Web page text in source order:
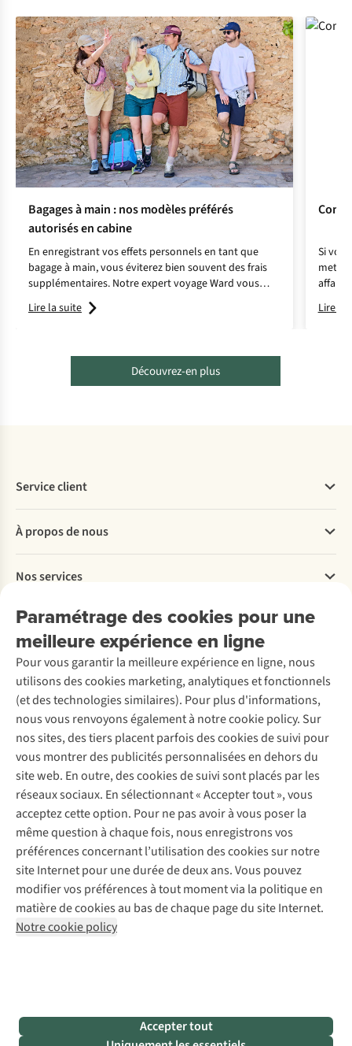
Bagages à main : nos modèles préférés
autorisés en cabine
En enregistrant vos effets personnels en tant que
bagage à main, vous éviterez bien souvent des frais
supplémentaires. Notre expert voyage Ward vous
présente ses bagages à main préférés pour voyager
en avion.
Lire la suite
Si
Lire la
Découvrez-en plus
Paramétrage des cookies pour une
meilleure expérience en ligne
Pour vous garantir la meilleure expérience en ligne, nous
utilisons des cookies marketing, analytiques et fonctionnels
(et des technologies similaires). Pour plus d'informations,
nous vous renvoyons également à notre cookie policy. Sur
nos sites, des tiers placent parfois des cookies de suivi pour
vous montrer des publicités personnalisées en dehors du
site web. En outre, des cookies de suivi sont placés par les
réseaux sociaux. En sélectionnant « Accepter tout », vous
acceptez cette option. Pour ne pas avoir à vous poser la
même question à chaque fois, nous enregistrons vos
préférences concernant l’utilisation des cookies sur notre
site Internet pour une durée de deux ans. Vous pouvez
modifier vos préférences à tout moment via la politique en
matière de cookies au bas de chaque page du site Internet.
Notre cookie policy
Accepter tout
Service client
Commander
Payer
Livraison
Rétractation d'une commande
Entretien & réparations
Garantie
Contactez-nous
À propos de nous
Explore More
À propos d’Ayacucho
Nos magasins
À propos d’A.S.Adventure
Déclaration d'accessibilité
Nos services
Location / Location sports d’hiver
Seconde-main
Entretien de ski
Service de lavage
Entretien de chaussures
Réparation de chaussures
Réparation de vêtements
Retouches
Pour les entreprises
Découvrez
Explore Camp
Gear Check
Expertise & conseils
Abonnez-vous à la newsletter
Suivez-nous
Mentions légales
Politique de confidentialité
Conditions générales
Cookie Policy
AS Adventure Luxemburg SA,